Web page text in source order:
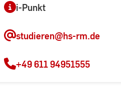
i-Punkt
studieren@hs-rm.de
+49 611 94951555